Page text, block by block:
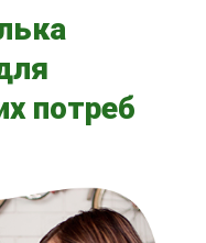
потреб